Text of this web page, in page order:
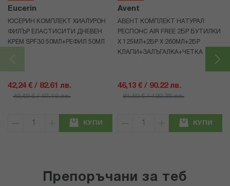
Eucerin
ЮСЕРИН КОМПЛЕКТ ХИАЛУРОН
ФИЛЪР ЕЛАСТИСИТИ ДНЕВЕН
КРЕМ SPF30 50МЛ+РЕФИЛ 50МЛ
42,24 € / 82.61 лв.
49,69 € / 97.19 лв.
КУПИ
Avent
АВЕНТ КОМПЛЕКТ НАТУРАЛ
РЕСПОНС AIR FREE 2БР БУТИЛКИ
Х 125МЛ+2БР Х 260МЛ+2БР
КЛАПИ+ЗАЛЪГАЛКА+ЧЕТКА
46,13 € / 90.22 лв.
61,50 € / 120.28 лв.
КУПИ
Препоръчани за теб